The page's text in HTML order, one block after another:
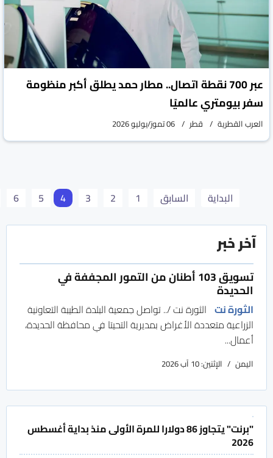
عبر 700 نقطة اتصال.. مطار حمد يطلق أكبر منظومة
سفر بيومتري عالميًا
العرب القطرية قطر 06 تموز/يوليو 2026
البداية السابق 1
2
3
4
5
6
آخر خبر
تسويق 103 أطنان من التمور المجففة في
الحديدة
الثورة نت الثورة نت /.. تواصل جمعية البلدة الطيبة التعاونية
الزراعية متعددة الأغراض بمديرية التحيتا في محافظة الحديدة،
أعمال...
اليمن الإثنين: 10 آب 2026
"برنت" يتجاوز 86 دولارا للمرة الأولى منذ بداية أغسطس
2026